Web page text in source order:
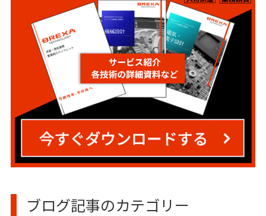
ブログ記事のカテゴリー